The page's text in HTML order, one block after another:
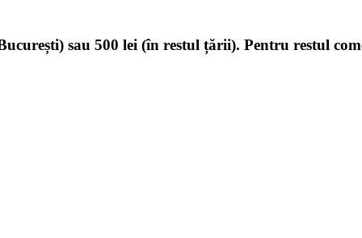
sau 500 lei (în restul țării). Pentru restul